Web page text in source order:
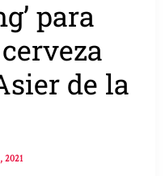
para
de la
2021